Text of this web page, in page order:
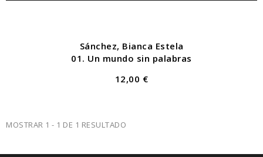
Sánchez, Bianca Estela
01. Un mundo sin palabras
12,00 €
MOSTRAR 1 - 1 DE 1 RESULTADO